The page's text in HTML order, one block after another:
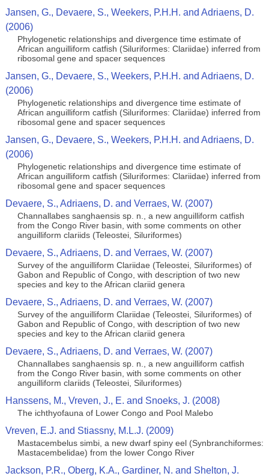
Jansen, G., Devaere, S., Weekers, P.H.H. and Adriaens, D.
(2006)
Phylogenetic relationships and divergence time estimate of
African anguilliform catfish (Siluriformes: Clariidae) inferred from
ribosomal gene and spacer sequences
Jansen, G., Devaere, S., Weekers, P.H.H. and Adriaens, D.
(2006)
Phylogenetic relationships and divergence time estimate of
African anguilliform catfish (Siluriformes: Clariidae) inferred from
ribosomal gene and spacer sequences
Jansen, G., Devaere, S., Weekers, P.H.H. and Adriaens, D.
(2006)
Phylogenetic relationships and divergence time estimate of
African anguilliform catfish (Siluriformes: Clariidae) inferred from
ribosomal gene and spacer sequences
Devaere, S., Adriaens, D. and Verraes, W. (2007)
Channallabes sanghaensis sp. n., a new anguilliform catfish
from the Congo River basin, with some comments on other
anguilliform clariids (Teleostei, Siluriformes)
Devaere, S., Adriaens, D. and Verraes, W. (2007)
Survey of the anguilliform Clariidae (Teleostei, Siluriformes) of
Gabon and Republic of Congo, with description of two new
species and key to the African clariid genera
Devaere, S., Adriaens, D. and Verraes, W. (2007)
Survey of the anguilliform Clariidae (Teleostei, Siluriformes) of
Gabon and Republic of Congo, with description of two new
species and key to the African clariid genera
Devaere, S., Adriaens, D. and Verraes, W. (2007)
Channallabes sanghaensis sp. n., a new anguilliform catfish
from the Congo River basin, with some comments on other
anguilliform clariids (Teleostei, Siluriformes)
Hanssens, M., Vreven, J., E. and Snoeks, J. (2008)
The ichthyofauna of Lower Congo and Pool Malebo
Vreven, E.J. and Stiassny, M.L.J. (2009)
Mastacembelus simbi, a new dwarf spiny eel (Synbranchiformes:
Mastacembelidae) from the lower Congo River
Jackson, P.R., Oberg, K.A., Gardiner, N. and Shelton, J.